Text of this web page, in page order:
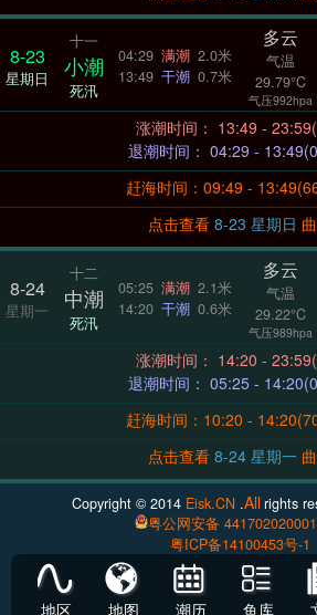
8-23
星期日
十一
小潮
死汛
04:29 满潮 2.0米
13:49 干潮 0.7米
多云
气温
29.79°C
气压992hpa
涨潮时间： 13:49 -
退潮时间： 04:29 -
赶海时间：09:49 -
点击查看
8-23 星期日
8-24
星期一
十二
中潮
死汛
05:25 满潮 2.1米
14:20 干潮 0.6米
多云
气温
29.22°C
气压989hpa
涨潮时间： 14:20 -
退潮时间： 05:25 -
赶海时间：10:20 -
点击查看
8-24 星期一
Copyright © 2014 Eisk.CN .Allrights
粤公网安备
粤ICP备14100453号-1
地区 地图 潮历 鱼库